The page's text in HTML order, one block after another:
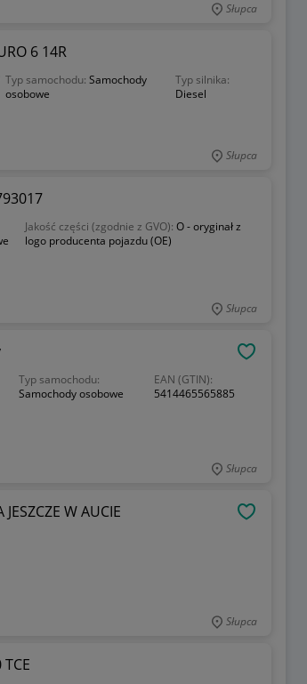
Słupca
6 14R
Typ samochodu: Samochody
osobowe
Typ silnika:
Diesel
Słupca
Jakość części (zgodnie z GVO):O - oryginał z
logo producenta pojazdu (OE)
Słupca
Typ samochodu:
Samochody osobowe
EAN (GTIN):
5414465565885
Słupca
W AUCIE
Słupca